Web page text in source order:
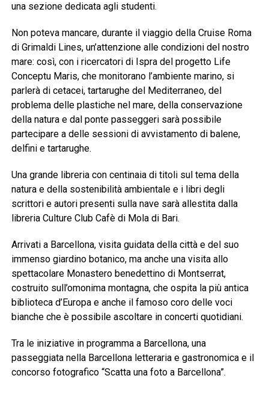
una sezione dedicata agli studenti.
Non poteva mancare, durante il viaggio della Cruise Roma
di Grimaldi Lines, un’attenzione alle condizioni del nostro
mare: così, con i ricercatori di Ispra del progetto Life
Conceptu Maris, che monitorano l’ambiente marino, si
parlerà di cetacei, tartarughe del Mediterraneo, del
problema delle plastiche nel mare, della conservazione
della natura e dal ponte passeggeri sarà possibile
partecipare a delle sessioni di avvistamento di balene,
delfini e tartarughe.
Una grande libreria con centinaia di titoli sul tema della
natura e della sostenibilità ambientale e i libri degli
scrittori e autori presenti sulla nave sarà allestita dalla
libreria Culture Club Cafè di Mola di Bari.
Arrivati a Barcellona, visita guidata della città e del suo
immenso giardino botanico, ma anche una visita allo
spettacolare Monastero benedettino di Montserrat,
costruito sull’omonima montagna, che ospita la più antica
biblioteca d’Europa e anche il famoso coro delle voci
bianche che è possibile ascoltare in concerti quotidiani.
Tra le iniziative in programma a Barcellona, una
passeggiata nella Barcellona letteraria e gastronomica e il
concorso fotografico “Scatta una foto a Barcellona”.